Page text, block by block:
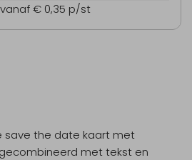
vanaf € 0,35 p/st
save the date kaart met
met tekst en